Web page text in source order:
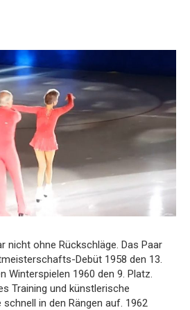
nicht ohne Rückschläge. Das Paar
Debüt 1958 den 13.
Winterspielen 1960 den 9. Platz.
Training und künstlerische
in den Rängen auf. 1962